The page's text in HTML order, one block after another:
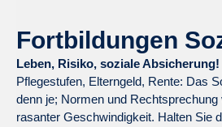
Fortbildungen
Leben, Risiko, soziale Absicherung!
Pflegestufen, Elterngeld, Rente: Das
denn je; Normen und
rasanter Geschwindigkeit. Halten Sie